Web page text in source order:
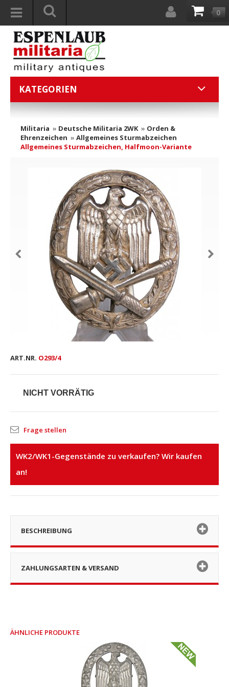
0
KATEGORIEN
Militaria » Deutsche Militaria 2WK » Orden &
Ehrenzeichen » Allgemeines Sturmabzeichen
Allgemeines Sturmabzeichen, Halfmoon-Variante
ART.NR. O293/4
NICHT VORRÄTIG
Frage stellen
WK2/WK1-Gegenstände zu verkaufen? Wir kaufen
an!
BESCHREIBUNG
ZAHLUNGSARTEN & VERSAND
ÄHNLICHE PRODUKTE